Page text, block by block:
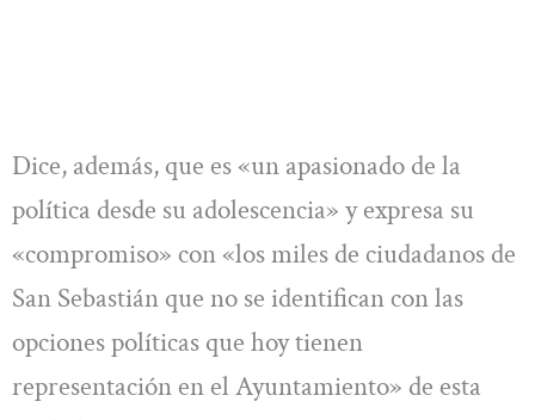
Dice, además, que es «un apasionado de la
política desde su adolescencia» y expresa su
«compromiso» con «los miles de ciudadanos de
San Sebastián que no se identifican con las
opciones políticas que hoy tienen
representación en el Ayuntamiento» de esta